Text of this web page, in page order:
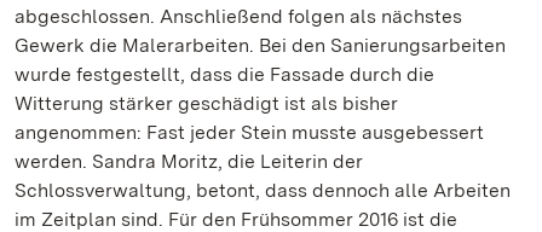
abgeschlossen. Anschließend folgen als nächstes
Gewerk die Malerarbeiten. Bei den Sanierungsarbeiten
wurde festgestellt, dass die Fassade durch die
Witterung stärker geschädigt ist als bisher
angenommen: Fast jeder Stein musste ausgebessert
werden. Sandra Moritz, die Leiterin der
Schlossverwaltung, betont, dass dennoch alle Arbeiten
im Zeitplan sind. Für den Frühsommer 2016 ist die